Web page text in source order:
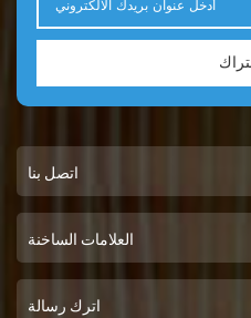
اتصل بنا
العلامات الساخنة
اترك رسالة